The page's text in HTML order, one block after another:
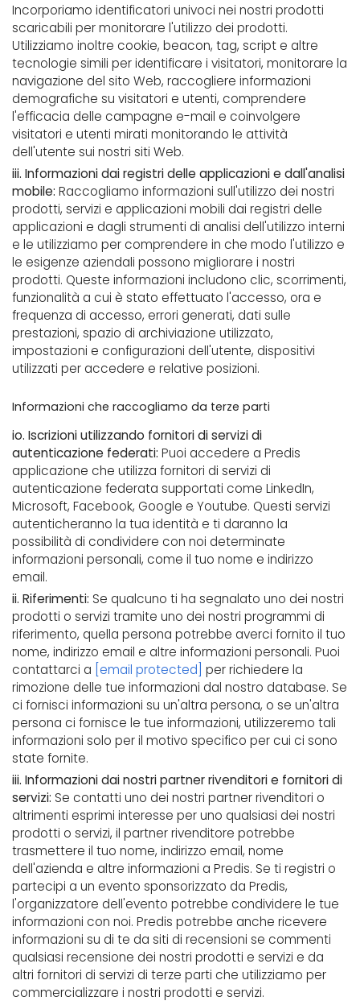
Incorporiamo identificatori univoci nei nostri prodotti
scaricabili per monitorare l'utilizzo dei prodotti.
Utilizziamo inoltre cookie, beacon, tag, script e altre
tecnologie simili per identificare i visitatori, monitorare la
navigazione del sito Web, raccogliere informazioni
demografiche su visitatori e utenti, comprendere
l'efficacia delle campagne e-mail e coinvolgere
visitatori e utenti mirati monitorando le attività
dell'utente sui nostri siti Web.
iii. Informazioni dai registri delle applicazioni e dall'analisi
mobile: Raccogliamo informazioni sull'utilizzo dei nostri
prodotti, servizi e applicazioni mobili dai registri delle
applicazioni e dagli strumenti di analisi dell'utilizzo interni
e le utilizziamo per comprendere in che modo l'utilizzo e
le esigenze aziendali possono migliorare i nostri
prodotti. Queste informazioni includono clic, scorrimenti,
funzionalità a cui è stato effettuato l'accesso, ora e
frequenza di accesso, errori generati, dati sulle
prestazioni, spazio di archiviazione utilizzato,
impostazioni e configurazioni dell'utente, dispositivi
utilizzati per accedere e relative posizioni.
Informazioni che raccogliamo da terze parti
io. Iscrizioni utilizzando fornitori di servizi di
autenticazione federati: Puoi accedere a Predis
applicazione che utilizza fornitori di servizi di
autenticazione federata supportati come LinkedIn,
Microsoft, Facebook, Google e Youtube. Questi servizi
autenticheranno la tua identità e ti daranno la
possibilità di condividere con noi determinate
informazioni personali, come il tuo nome e indirizzo
email.
ii. Riferimenti: Se qualcuno ti ha segnalato uno dei nostri
prodotti o servizi tramite uno dei nostri programmi di
riferimento, quella persona potrebbe averci fornito il tuo
nome, indirizzo email e altre informazioni personali. Puoi
contattarci a [email protected] per richiedere la
rimozione delle tue informazioni dal nostro database. Se
ci fornisci informazioni su un'altra persona, o se un'altra
persona ci fornisce le tue informazioni, utilizzeremo tali
informazioni solo per il motivo specifico per cui ci sono
state fornite.
iii. Informazioni dai nostri partner rivenditori e fornitori di
servizi: Se contatti uno dei nostri partner rivenditori o
altrimenti esprimi interesse per uno qualsiasi dei nostri
prodotti o servizi, il partner rivenditore potrebbe
trasmettere il tuo nome, indirizzo email, nome
dell'azienda e altre informazioni a Predis. Se ti registri o
partecipi a un evento sponsorizzato da Predis,
l'organizzatore dell'evento potrebbe condividere le tue
informazioni con noi. Predis potrebbe anche ricevere
informazioni su di te da siti di recensioni se commenti
qualsiasi recensione dei nostri prodotti e servizi e da
altri fornitori di servizi di terze parti che utilizziamo per
commercializzare i nostri prodotti e servizi.